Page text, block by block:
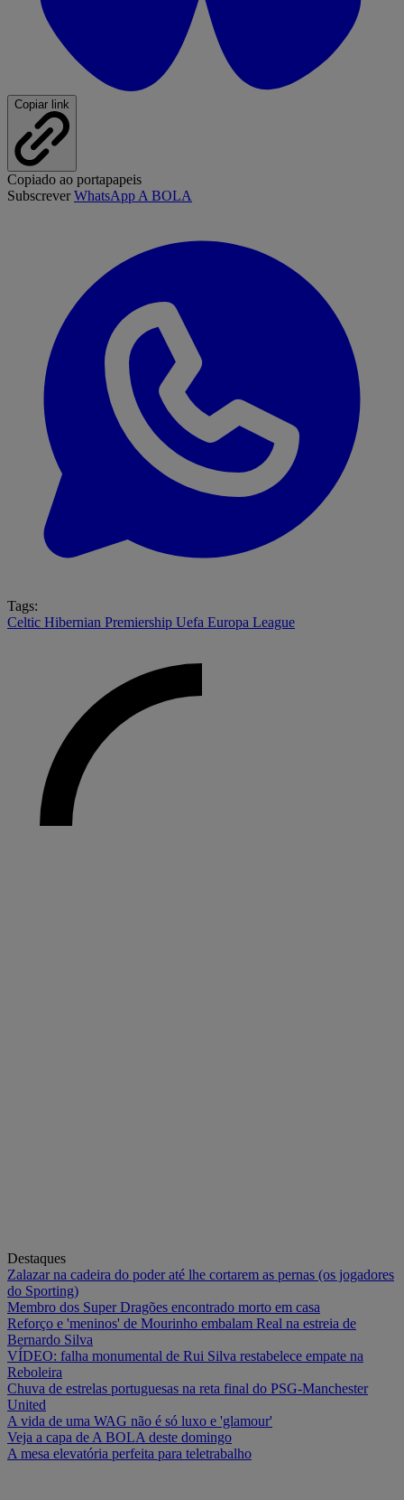
Copiar link
Copiado ao portapapeis
SubscreverWhatsApp A BOLA
Tags:
Celtic Hibernian Premiership Uefa Europa League
Destaques
Zalazar na cadeira do poder até lhe cortarem as pernas (os jogadores
do Sporting)
Membro dos Super Dragões encontrado morto em casa
Reforço e 'meninos' de Mourinho embalam Real na estreia de
Bernardo Silva
VÍDEO: falha monumental de Rui Silva restabelece empate na
Reboleira
Chuva de estrelas portuguesas na reta final do PSG-Manchester
United
A vida de uma WAG não é só luxo e 'glamour'
Veja a capa de A BOLA deste domingo
A mesa elevatória perfeita para teletrabalho